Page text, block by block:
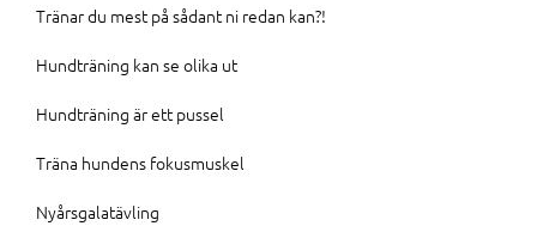
Tränar du mest på sådant ni redan kan?!
Hundträning kan se olika ut
Hundträning är ett pussel
Träna hundens fokusmuskel
Nyårsgalatävling